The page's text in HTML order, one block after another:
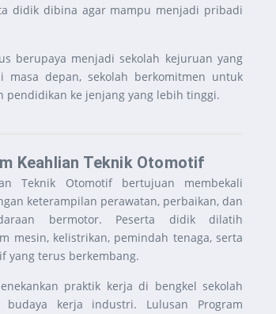
didik dibina agar mampu menjadi pribadi
berupaya menjadi sekolah kejuruan yang
depan, sekolah berkomitmen untuk
pendidikan ke jenjang yang lebih tinggi.
Keahlian Teknik Otomotif
Teknik Otomotif bertujuan membekali
keterampilan perawatan, perbaikan, dan
bermotor. Peserta didik dilatih
mesin, kelistrikan, pemindah tenaga, serta
yang terus berkembang.
praktik kerja di bengkel sekolah
budaya kerja industri. Lulusan Program